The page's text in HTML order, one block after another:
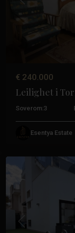
€ 240.000
Leilighet i
Soverom:3
Esentya Estate
Nuevas,
Tidligere